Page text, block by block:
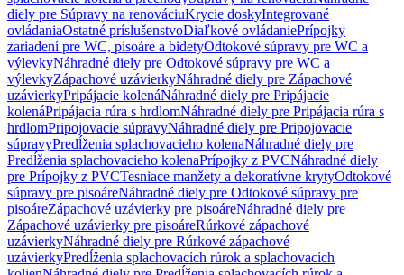
diely pre Súpravy na renováciuKrycie doskyIntegrované
ovládaniaOstatné príslušenstvoDiaľkové ovládaniePrípojky
zariadení pre WC, pisoáre a bidetyOdtokové súpravy pre WC a
výlevkyNáhradné diely pre Odtokové súpravy pre WC a
výlevkyZápachové uzávierkyNáhradné diely pre Zápachové
uzávierkyPripájacie kolenáNáhradné diely pre Pripájacie
kolenáPripájacia rúra s hrdlomNáhradné diely pre Pripájacia rúra s
hrdlomPripojovacie súpravyNáhradné diely pre Pripojovacie
súpravyPredĺženia splachovacieho kolenaNáhradné diely pre
Predĺženia splachovacieho kolenaPrípojky z PVCNáhradné diely
pre Prípojky z PVCTesniace manžety a dekoratívne krytyOdtokové
súpravy pre pisoáreNáhradné diely pre Odtokové súpravy pre
pisoáreZápachové uzávierky pre pisoáreNáhradné diely pre
Zápachové uzávierky pre pisoáreRúrkové zápachové
uzávierkyNáhradné diely pre Rúrkové zápachové
uzávierkyPredĺženia splachovacích rúrok a splachovacích